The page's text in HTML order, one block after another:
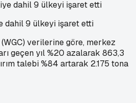
dahil 9 ülkeyi işaret etti
(WGC) verilerine göre, merkez
geçen yıl %20 azalarak 863,3
talebi %84 artarak 2.175 tona